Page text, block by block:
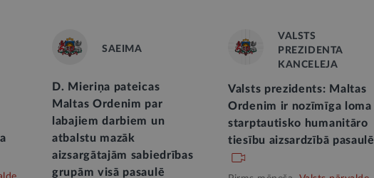
SAEIMA
D. Mieriņa pateicas
Maltas Ordenim par
labajiem darbiem un
atbalstu mazāk
aizsargātajām sabiedrības
grupām visā pasaulē
VALSTS
PREZIDENTA
KANCELEJA
Valsts prezidents: Maltas
Ordenim ir nozīmīga loma
starptautisko humanitāro
tiesību aizsardzībā pasaulē